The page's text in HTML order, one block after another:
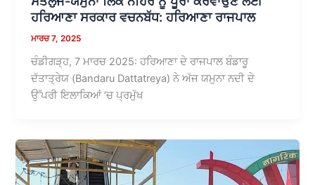
ਹਰਿਆਣਾ ਸਰਕਾਰ ਵਚਨਬੱਧ: ਹਰਿਆਣਾ ਰਾਜਪਾਲ
ਮਾਰਚ 7, 2025
ਚੰਡੀਗੜ੍ਹ, 7 ਮਾਰਚ 2025: ਹਰਿਆਣਾ ਦੇ ਰਾਜਪਾਲ ਬੰਡਾਰੂ
ਦੱਤਾਤ੍ਰੇਯ (Bandaru Dattatreya) ਨੇ ਅੱਜ ਯਮੁਨਾ ਨਦੀ ਦੇ
ਉੱਪਰੀ ਇਲਾਕਿਆਂ ‘ਚ ਪ੍ਰਮੁੱਖ